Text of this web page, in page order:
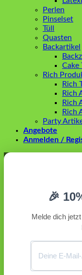
Perlen
Pinselset
Tüll
Quasten
Backartikel
Cake
Rich
Rich
Rich
Rich
Rich
Party
Angebote
Anmelden /
🎉
Melde dich
Anmelden
Angemeldet bleiben
Registrieren